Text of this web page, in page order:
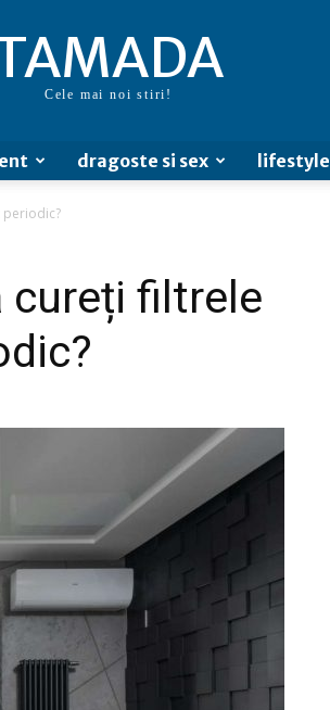
Cele mai noi stiri!
dragoste si sex lifestyle
cureți filtrele